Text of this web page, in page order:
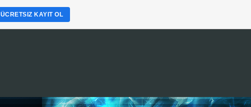
ÜCRETSIZ KAYIT OL